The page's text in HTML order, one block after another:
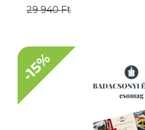
29 940 Ft
-15%